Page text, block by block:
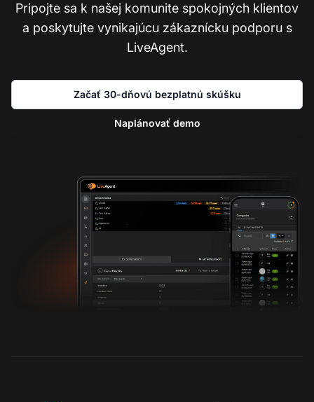
Pripojte sa k našej komunite spokojných klientov
a poskytujte vynikajúcu zákaznícku podporu s
LiveAgent.
Začať 30-dňovú bezplatnú skúšku
Naplánovať demo